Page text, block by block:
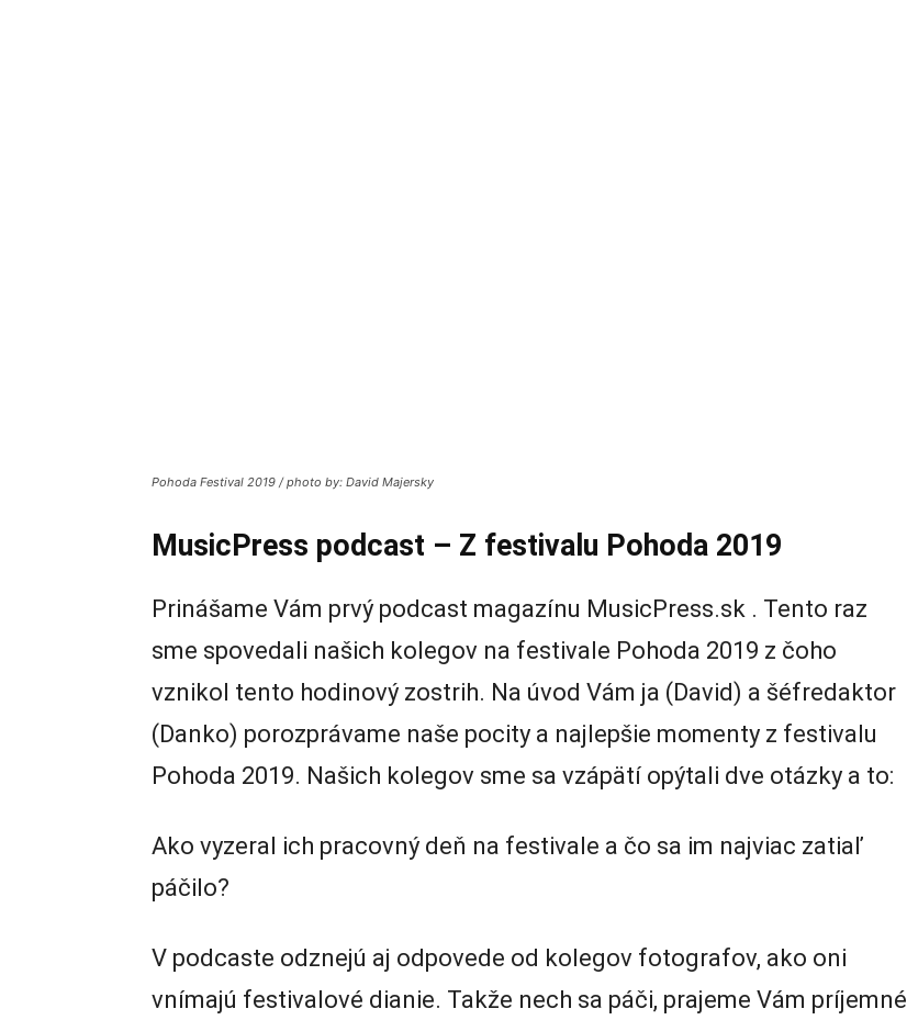
Pohoda Festival 2019 / photo by: David Majersky
MusicPress podcast – Z festivalu Pohoda 2019
Prinášame Vám prvý podcast magazínu MusicPress.sk . Tento raz
sme spovedali našich kolegov na festivale Pohoda 2019 z čoho
vznikol tento hodinový zostrih. Na úvod Vám ja (David) a šéfredaktor
(Danko) porozprávame naše pocity a najlepšie momenty z festivalu
Pohoda 2019. Našich kolegov sme sa vzápätí opýtali dve otázky a to:
Ako vyzeral ich pracovný deň na festivale a čo sa im najviac zatiaľ
páčilo?
V podcaste odznejú aj odpovede od kolegov fotografov, ako oni
vnímajú festivalové dianie. Takže nech sa páči, prajeme Vám príjemné